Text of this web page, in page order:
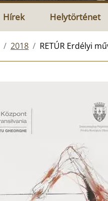
Hírek Helytörténet
2018 RETÚR Erdélyi